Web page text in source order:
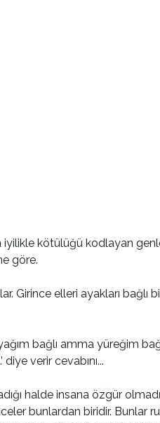
iyilikle kötülüğü kodlayan
göre.
Girince elleri ayakları bağlı
bağlı amma yüreğim
verir cevabını...
halde insana özgür
bunlardan biridir. Bunlar